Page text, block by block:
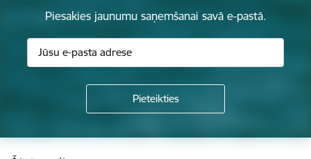
Piesakies jaunumu saņemšanai savā e-pastā.
Kājene